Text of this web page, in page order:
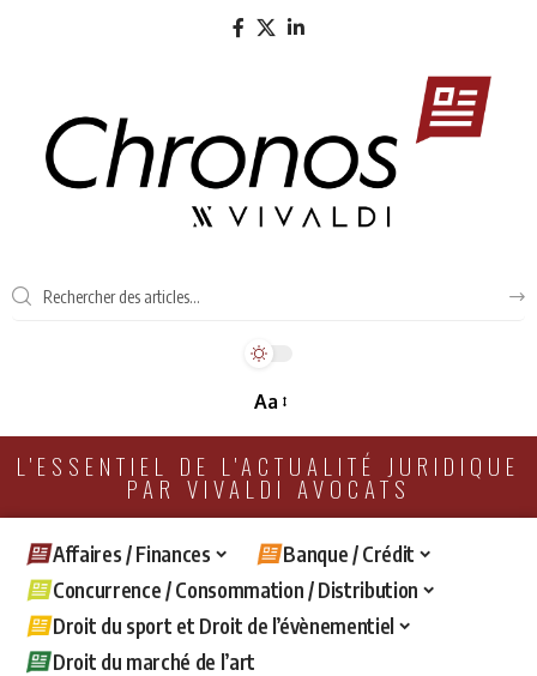
Aa
L'ESSENTIEL DE L'ACTUALITÉ JURIDIQUE
PAR VIVALDI AVOCATS
Affaires / Finances
Banque / Crédit
Concurrence / Consommation / Distribution
Droit du sport et Droit de l’évènementiel
Droit du marché de l’art